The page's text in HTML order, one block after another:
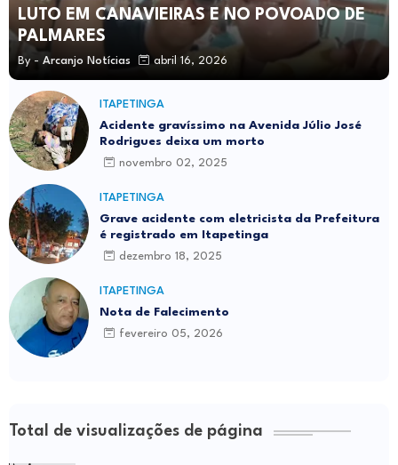
LUTO EM CANAVIEIRAS E NO POVOADO DE
PALMARES
By - Arcanjo Notícias abril 16, 2026
ITAPETINGA
Acidente gravíssimo na Avenida Júlio José
Rodrigues deixa um morto
novembro 02, 2025
ITAPETINGA
Grave acidente com eletricista da Prefeitura
é registrado em Itapetinga
dezembro 18, 2025
ITAPETINGA
Nota de Falecimento
fevereiro 05, 2026
Total de visualizações de página